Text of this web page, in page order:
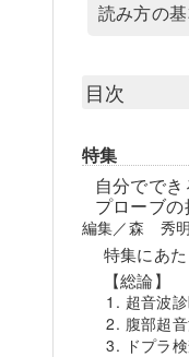
読み方の
目次
特集
自分でで
プローブ
編集／森 秀明
特集にあ
【総論】
超音波
腹部超
ドプラ